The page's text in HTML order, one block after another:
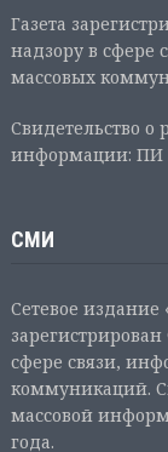
Газета
надзору в сфере
массовых
Свидетельство о
информации: ПИ
СМИ
Сетевое издание
сфере связи,
коммуникаций.
массовой
года.